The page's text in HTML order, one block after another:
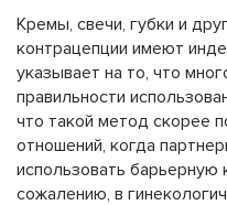
Кремы, свечи, губки и
контрацепции имеют
указывает на то, что
правильности
что такой метод скорее
отношений, когда
использовать
сожалению, в